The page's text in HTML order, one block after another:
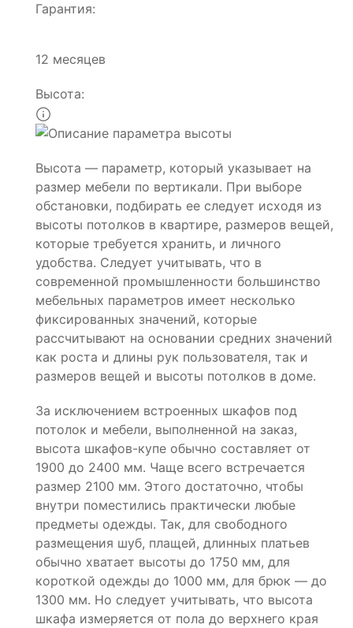
Гарантия:
12 месяцев
Высота:
Высота — параметр, который указывает на
размер мебели по вертикали. При выборе
обстановки, подбирать ее следует исходя из
высоты потолков в квартире, размеров вещей,
которые требуется хранить, и личного
удобства. Следует учитывать, что в
современной промышленности большинство
мебельных параметров имеет несколько
фиксированных значений, которые
рассчитывают на основании средних значений
как роста и длины рук пользователя, так и
размеров вещей и высоты потолков в доме.
За исключением встроенных шкафов под
потолок и мебели, выполненной на заказ,
высота шкафов-купе обычно составляет от
1900 до 2400 мм. Чаще всего встречается
размер 2100 мм. Этого достаточно, чтобы
внутри поместились практически любые
предметы одежды. Так, для свободного
размещения шуб, плащей, длинных платьев
обычно хватает высоты до 1750 мм, для
короткой одежды до 1000 мм, для брюк — до
1300 мм. Но следует учитывать, что высота
шкафа измеряется от пола до верхнего края